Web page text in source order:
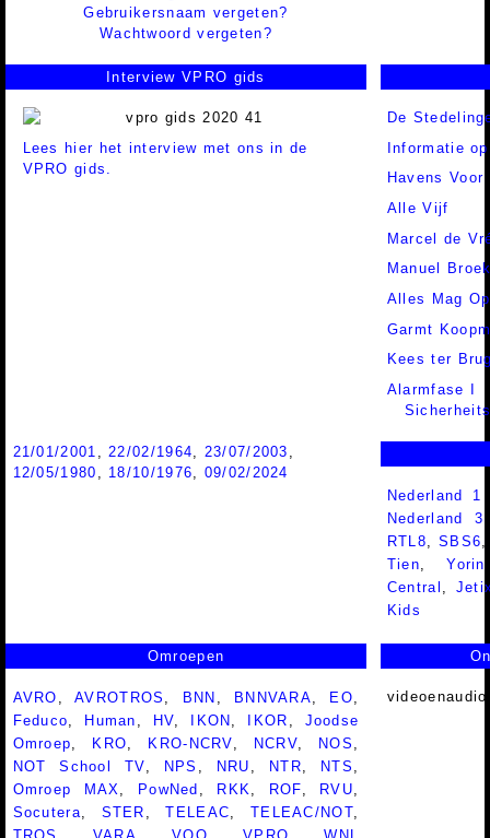
Gebruikersnaam vergeten?
Wachtwoord vergeten?
Interview VPRO gids
Lees hier het interview met ons in de
VPRO gids.
De
Informatie
Havens Voor
Alle Vijf
Marcel de
Manuel
Alles Mag
Garmt
Kees ter
Alarmfase I
21/01/2001 ,22/02/1964, 23/07/2003 ,
12/05/1980 , 18/10/1976, 09/02/2024
Nederland
Nederland
RTL8,SBS6
Tien,Yorin
Central ,
Kids
Omroepen
AVRO ,AVROTROS , BNN , BNNVARA, EO,
Feduco, Human , HV, IKON , IKOR , Joodse
Omroep, KRO, KRO-NCRV, NCRV, NOS ,
NOT School TV, NPS , NRU , NTR, NTS ,
Omroep MAX, PowNed , RKK, ROF, RVU,
Socutera, STER ,TELEAC, TELEAC/NOT,